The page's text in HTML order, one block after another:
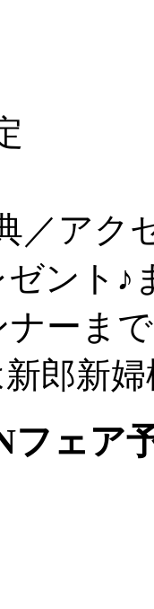
／アク
ント♪
ーま
郎新婦
フェア